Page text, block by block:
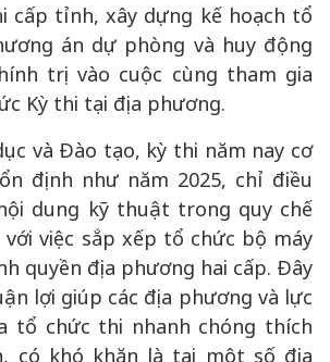
cấp tỉnh, xây dựng kế hoạch tổ
án dự phòng và huy động
trị vào cuộc cùng tham gia
Kỳ thi tại địa phương.
và Đào tạo, kỳ thi năm nay cơ
định như năm 2025, chỉ điều
dung kỹ thuật trong quy chế
việc sắp xếp tổ chức bộ máy
quyền địa phương hai cấp. Đây
lợi giúp các địa phương và lực
tổ chức thi nhanh chóng thích
có khó khăn là tại một số địa